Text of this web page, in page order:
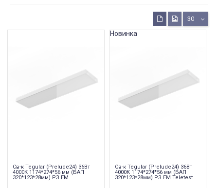
30
Св-к Tegular (Prelude24) 36Вт
4000К 1174*274*56 мм (БАП
320*123*28мм) РЗ EM
Св-к Tegular (Prelude24) 36Вт
4000К 1174*274*56 мм (БАП
320*123*28мм) РЗ EM Teletest
Новинка